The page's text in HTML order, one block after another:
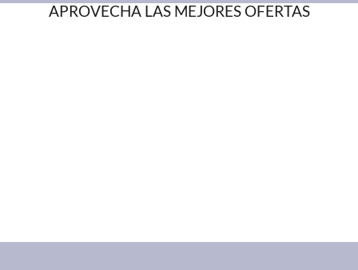
APROVECHA LAS MEJORES OFERTAS